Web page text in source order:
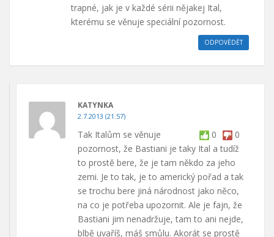
trapné, jak je v každé sérii nějakej Ital,
kterému se věnuje speciální pozornost.
ODPOVĚDĚT
KATYNKA
2.7.2013 (21.57)
0 0
Tak Italům se věnuje
pozornost, že Bastiani je taky Ital a tudíž
to prostě bere, že je tam někdo za jeho
zemi. Je to tak, je to americký pořad a tak
se trochu bere jiná národnost jako něco,
na co je potřeba upozornit. Ale je fajn, že
Bastiani jim nenadržuje, tam to ani nejde,
blbě uvaříš, máš smůlu. Akorát se prostě